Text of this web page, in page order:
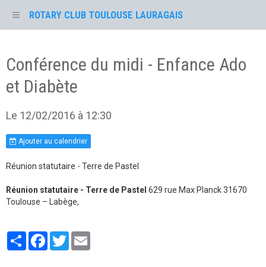
ROTARY CLUB TOULOUSE LAURAGAIS
Conférence du midi - Enfance Ado
et Diabète
Le 12/02/2016 à 12:30
Ajouter au calendrier
Réunion statutaire - Terre de Pastel
Réunion statutaire - Terre de Pastel 629 rue Max Planck 31670
Toulouse – Labège,
PartagerFacebook
Twitter